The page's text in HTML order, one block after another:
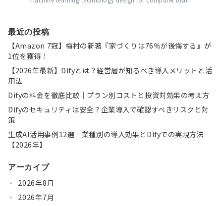
最近の投稿
【Amazon 7冠】梅村の新著『家づくりは76％が後悔する』が
1位を獲得！
【2026年最新】Difyとは？経営層が知るべき導入メリットと活
用法
Difyの料金を徹底比較｜プラン別コストと投資対効果の考え方
Difyのセキュリティは安全？企業導入で確認すべきリスクと対
策
生成AI活用事例12選｜業種別の導入効果とDifyでの実現方法
【2026年】
アーカイブ
2026年8月
2026年7月